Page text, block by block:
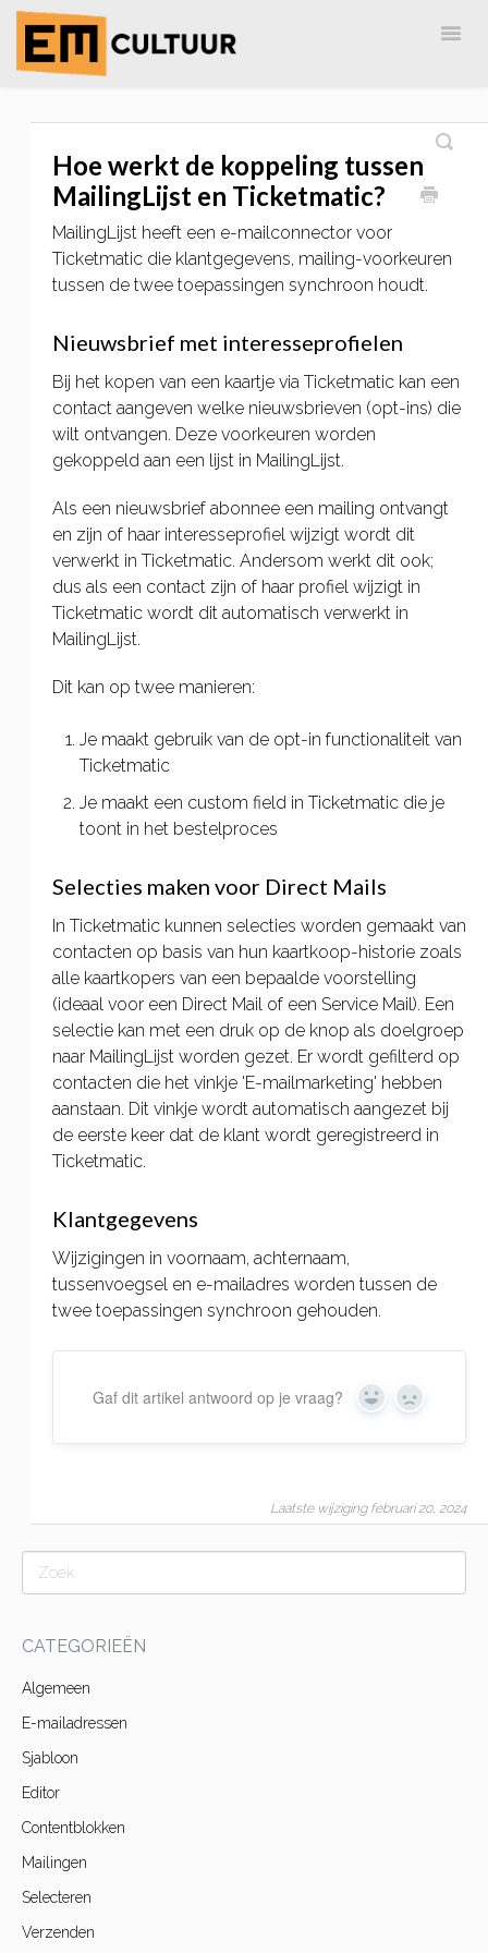
Hoe werkt de koppeling tussen
MailingLijst en Ticketmatic?
MailingLijst heeft een e-mailconnector voor
Ticketmatic die klantgegevens, mailing-voorkeuren
tussen de twee toepassingen synchroon houdt.
Nieuwsbrief met interesseprofielen
Bij het kopen van een kaartje via Ticketmatic kan een
contact aangeven welke nieuwsbrieven (opt-ins) die
wilt ontvangen. Deze voorkeuren worden
gekoppeld aan een lijst in MailingLijst.
Als een nieuwsbrief abonnee een mailing ontvangt
en zijn of haar interesseprofiel wijzigt wordt dit
verwerkt in Ticketmatic. Andersom werkt dit ook;
dus als een contact zijn of haar profiel wijzigt in
Ticketmatic wordt dit automatisch verwerkt in
MailingLijst.
Dit kan op twee manieren:
Je maakt gebruik van de opt-in functionaliteit van
Ticketmatic
Je maakt een custom field in Ticketmatic die je
toont in het bestelproces
Selecties maken voor Direct Mails
In Ticketmatic kunnen selecties worden gemaakt van
contacten op basis van hun kaartkoop-historie zoals
alle kaartkopers van een bepaalde voorstelling
(ideaal voor een Direct Mail of een Service Mail). Een
selectie kan met een druk op de knop als doelgroep
naar MailingLijst worden gezet. Er wordt gefilterd op
contacten die het vinkje 'E-mailmarketing' hebben
aanstaan. Dit vinkje wordt automatisch aangezet bij
de eerste keer dat de klant wordt geregistreerd in
Ticketmatic.
Klantgegevens
Wijzigingen in voornaam, achternaam,
tussenvoegsel en e-mailadres worden tussen de
twee toepassingen synchroon gehouden.
Gaf dit artikel antwoord op je vraag? Yes No
Laatste wijziging februari 20, 2024
CATEGORIEËN
Algemeen
E-mailadressen
Sjabloon
Editor
Contentblokken
Mailingen
Selecteren
Verzenden